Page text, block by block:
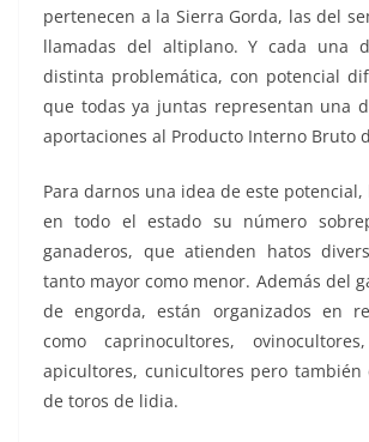
pertenecen a la Sierra Gorda, las del
llamadas del altiplano. Y cada una
distinta problemática, con potencial
que todas ya juntas representan una
aportaciones al Producto Interno Bruto
Para darnos una idea de este
en todo el estado su número
ganaderos, que atienden hatos
tanto mayor como menor. Además del
de engorda, están organizados en
como caprinocultores,
apicultores, cunicultores pero también
de toros de lidia.